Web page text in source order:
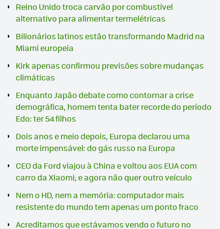
Reino Unido troca carvão por combustível
alternativo para alimentar termelétricas
Bilionários latinos estão transformando Madrid na
Miami europeia
Kirk apenas confirmou previsões sobre mudanças
climáticas
Enquanto Japão debate como contornar a crise
demográfica, homem tenta bater recorde do período
Edo: ter 54 filhos
Dois anos e meio depois, Europa declarou uma
morte impensável: do gás russo na Europa
CEO da Ford viajou à China e voltou aos EUA com
carro da Xiaomi; e agora não quer outro veículo
Nem o HD, nem a memória: computador mais
resistente do mundo tem apenas um ponto fraco
Acreditamos que estávamos vendo o futuro no